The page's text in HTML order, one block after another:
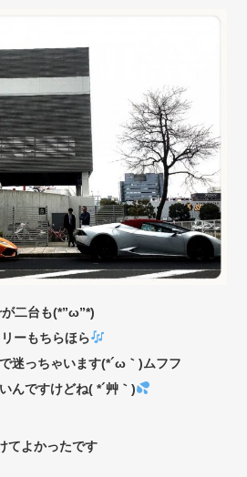
二台も(*”ω”*)
ーもちらほら
迷っちゃいます(*´ω｀)ムフフ
んですけどね( *´艸｀)
てよかったです